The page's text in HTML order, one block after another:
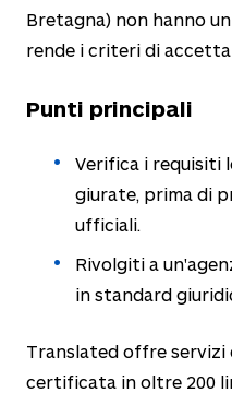
Bretagna) non hanno
rende i criteri di
Punti principali
Verifica i requisiti
giurate, prima di
ufficiali.
Rivolgiti a
in standard
Translated offre servizi
certificata in oltre 200